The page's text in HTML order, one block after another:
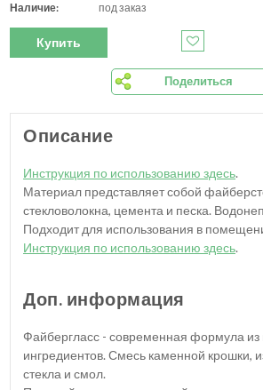
Наличие:
под заказ
Купить
Поделиться
Описание
Инструкция по использованию здесь.
Материал представляет собой
стекловолокна, цемента и песка.
Подходит для использования в
Инструкция по использованию здесь.
Доп. информация
Файбергласс - современная формула из
ингредиентов. Смесь каменной крошки,
стекла и смол.